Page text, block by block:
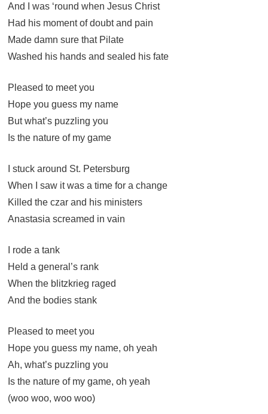
And I was ‘round when Jesus Christ
Had his moment of doubt and pain
Made damn sure that Pilate
Washed his hands and sealed his fate
Pleased to meet you
Hope you guess my name
But what’s puzzling you
Is the nature of my game
I stuck around St. Petersburg
When I saw it was a time for a change
Killed the czar and his ministers
Anastasia screamed in vain
I rode a tank
Held a general’s rank
When the blitzkrieg raged
And the bodies stank
Pleased to meet you
Hope you guess my name, oh yeah
Ah, what’s puzzling you
Is the nature of my game, oh yeah
(woo woo, woo woo)